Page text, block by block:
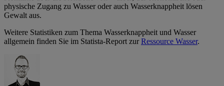
physische Zugang zu Wasser oder auch Wasserknappheit lösen
Gewalt aus.
Weitere Statistiken zum Thema Wasserknappheit und Wasser
allgemein finden Sie im Statista-Report zurRessource Wasser.